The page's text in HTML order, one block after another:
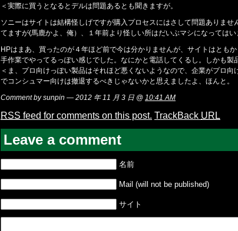
＜実際に買うとなるとデルは問題あるとも聞きますが。
ソニーはサイトは結構怪しげですが購入プロセスにはさして問題ありま
てますが(馬鹿かよ、俺）、１年前より怪しい所はだいぶマシになってはい
HPはまあ、買ったのが４年ほど前で今は分かりませんが、サイトはとも
手作業でやってるっぽい感じでした。なにかと電話してくるし。しかも製
＜ま、プロ向けっぽい製品はそれほど悪くないようなので、企業がプロ
でコンシュマー向けは撤退するべきじゃないかと思えましたよ、ほんと。
Comment by sunpin — 2012 年 11 月 3 日 @ 10:41 AM
RSS feed for comments on this post. TrackBack URL
Leave a comment
名前
Mail (will not be published)
サイト